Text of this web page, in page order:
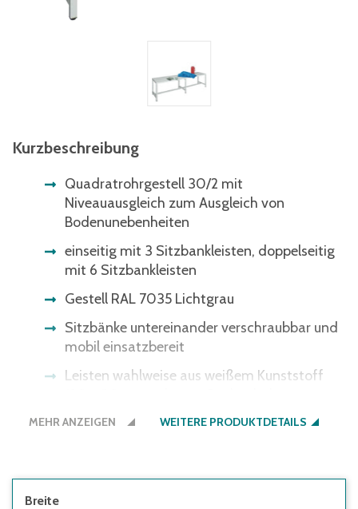
Kurzbeschreibung
Quadratrohrgestell 30/2 mit
Niveauausgleich zum Ausgleich von
Bodenunebenheiten
einseitig mit 3 Sitzbankleisten, doppelseitig
mit 6 Sitzbankleisten
Gestell RAL 7035 Lichtgrau
Sitzbänke untereinander verschraubbar und
mobil einsatzbereit
Leisten wahlweise aus weißem Kunststoff
120 x 20 mm
MEHR ANZEIGEN WEITERE PRODUKTDETAILS
Breite